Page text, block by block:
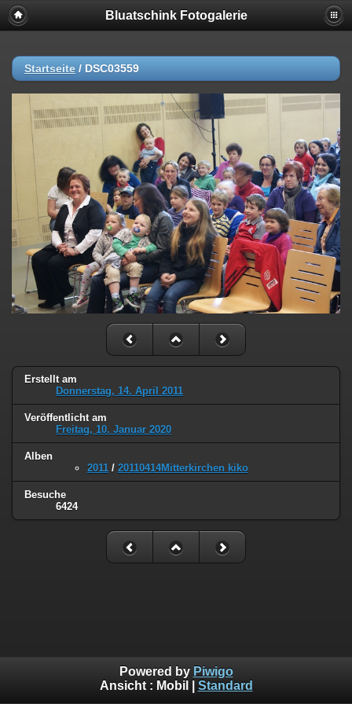
Bluatschink Fotogalerie
Startseite / DSC03559
Erstellt am
Donnerstag, 14. April 2011
Veröffentlicht am
Freitag, 10. Januar 2020
Alben
2011 / 20110414Mitterkirchen kiko
Besuche
6424
Powered by Piwigo
Ansicht : Mobil Standard